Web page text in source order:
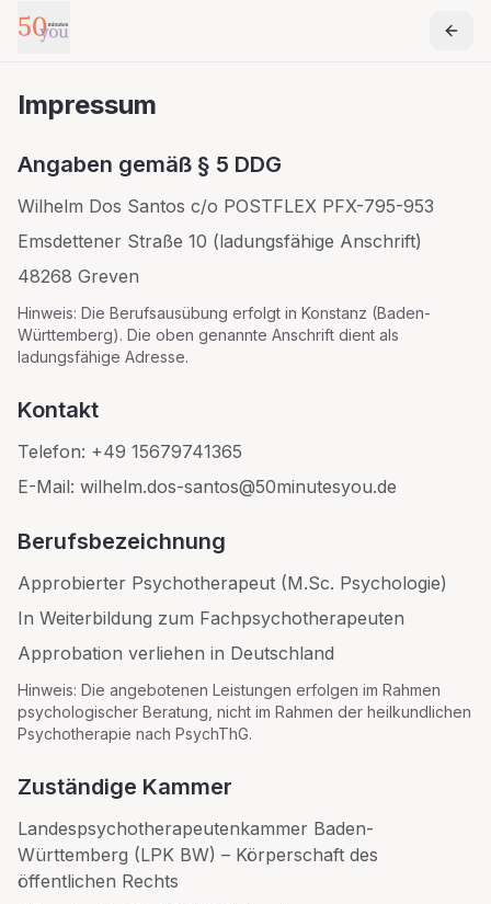
Zum Hauptinhalt springen
Impressum
Angaben gemäß § 5 DDG
Wilhelm Dos Santos c/o POSTFLEX PFX-795-953
Emsdettener Straße 10 (ladungsfähige Anschrift)
48268 Greven
Hinweis: Die Berufsausübung erfolgt in Konstanz (Baden-
Württemberg). Die oben genannte Anschrift dient als
ladungsfähige Adresse.
Kontakt
Telefon: +49 15679741365
E-Mail: wilhelm.dos-santos@50minutesyou.de
Berufsbezeichnung
Approbierter Psychotherapeut (M.Sc. Psychologie)
In Weiterbildung zum Fachpsychotherapeuten
Approbation verliehen in Deutschland
Hinweis: Die angebotenen Leistungen erfolgen im Rahmen
psychologischer Beratung, nicht im Rahmen der heilkundlichen
Psychotherapie nach PsychThG.
Zuständige Kammer
Landespsychotherapeutenkammer Baden-
Württemberg (LPK BW) – Körperschaft des
öffentlichen Rechts